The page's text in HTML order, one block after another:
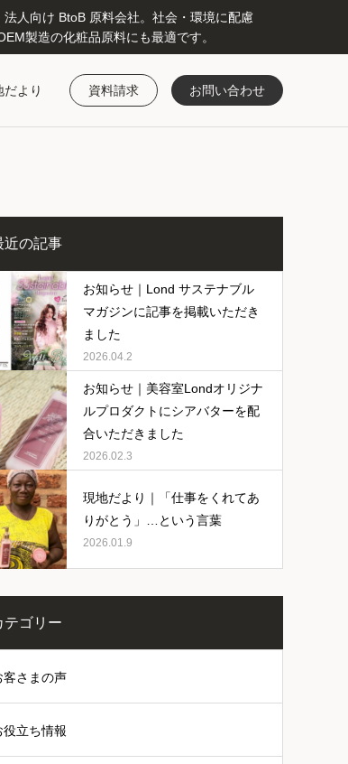
人向け BtoB 原料会社。社会・環境に配慮
製造の化粧品原料にも最適です。
だより 資料請求 お問い合わせ
近の記事
お知らせ｜Lond サステナブル
マガジンに記事を掲載いただき
ました
2026.04.2
お知らせ｜美容室Londオリジナ
ルプロダクトにシアバターを配
合いただきました
2026.02.3
現地だより｜「仕事をくれてあ
りがとう」…という言葉
2026.01.9
テゴリー
客さまの声
役立ち情報